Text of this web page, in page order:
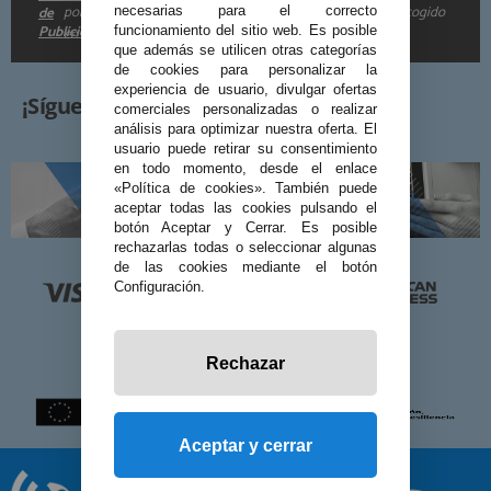
por e-mail. Puedo darme de baja cuando quiera según lo recogido
en la
de
Publicidad
¡Síguenos!
necesarias para el correcto
funcionamiento del sitio web. Es posible
que además se utilicen otras categorías
de cookies para personalizar la
experiencia de usuario, divulgar ofertas
comerciales personalizadas o realizar
análisis para optimizar nuestra oferta. El
usuario puede retirar su consentimiento
en todo momento, desde el enlace
«Política de cookies». También puede
aceptar todas las cookies pulsando el
botón Aceptar y Cerrar. Es posible
rechazarlas todas o seleccionar algunas
de las cookies mediante el botón
Configuración.
Rechazar
Aceptar y cerrar